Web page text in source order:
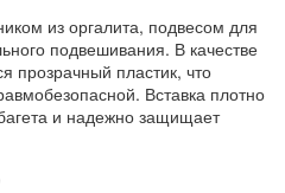
из оргалита, подвесом для
подвешивания. В качестве
прозрачный пластик, что
Вставка плотно
и надежно защищает